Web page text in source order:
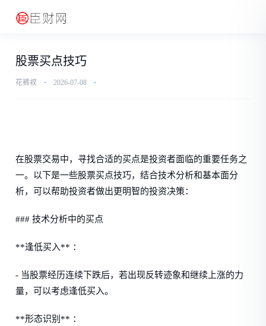
股票买点技巧
花裤衩 ⋅ 2026-07-08 ⋅
在股票交易中，寻找合适的买点是投资者面临的重要任务之
一。以下是一些股票买点技巧，结合技术分析和基本面分
析，可以帮助投资者做出更明智的投资决策：
### 技术分析中的买点
**逢低买入** ：
- 当股票经历连续下跌后，若出现反转迹象和继续上涨的力
量，可以考虑逢低买入。
**形态识别** ：